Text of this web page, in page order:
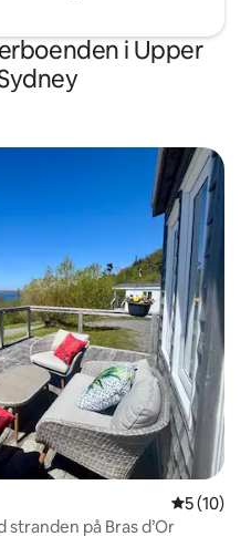
i Upper
5 av 5 i
5 (10)
stranden på Bras d’Or